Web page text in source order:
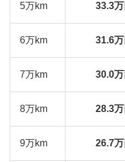
5万km 33.3
6万km 31.6
7万km 30.0
8万km 28.3
9万km 26.7